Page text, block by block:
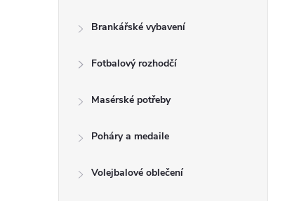
Brankářské vybavení
Fotbalový rozhodčí
Masérské potřeby
Poháry a medaile
Volejbalové oblečení